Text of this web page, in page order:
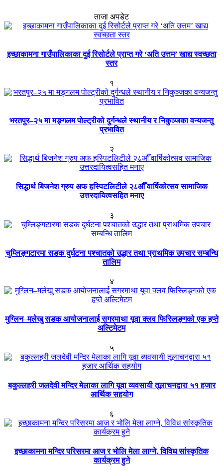
ताजा अपडेट
इच्छाकामना गाउँपालिकाका दुई रिसोर्टले प्राप्त गरे ‘अति उत्तम’ खाद्य स्वच्छता
स्तर
१
भरतपुर–२५ मा मङ्गलम पोल्ट्रीको दुर्गन्धले स्थानीय र निकुञ्जका वन्यजन्तु
प्रभावित
२
सिद्धार्थ बिजनेश ग्रुप अफ हस्पिटलिटीले २८औँ वार्षिकोत्सव सामाजिक
उत्तरदायित्वसहित मनाए
३
चुम्लिङ्गटारमा सडक दुर्घटना पश्चातको उद्धार तथा प्राथमिक उपचार सम्बन्धि
तालिम
४
मुग्लिन–मलेखु सडक आयोजनालाई सगरमाथा यूवा क्लव फिस्लिङ्गको एक हप्ते
अल्टिमेटम
५
बकुल्लहरी जलदेवी मन्दिर मेलाका लागि यूवा व्यवसायी तूलाचनद्वारा ५१ हजार
आर्थिक सहयोग
६
इच्छाकामना मन्दिर परिसरमा आज र भोलि मेला लाग्ने, विविध सांस्कृतिक
कार्यक्रम हुने